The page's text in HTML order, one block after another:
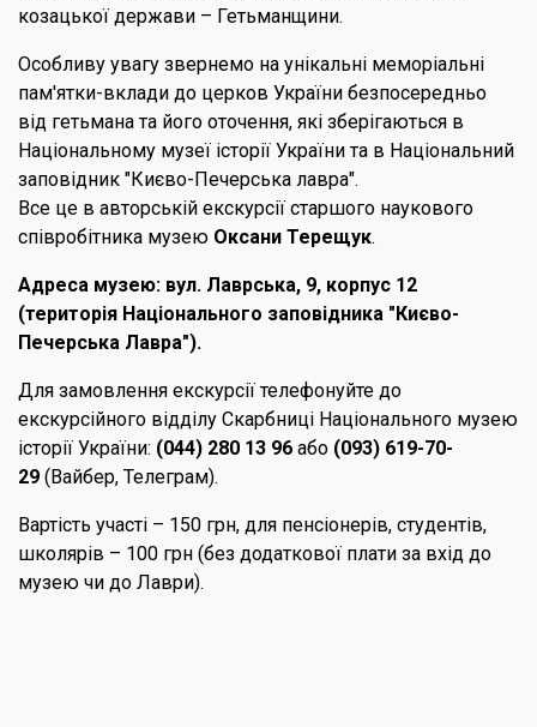
козацької держави – Гетьманщини.
Особливу увагу звернемо на унікальні меморіальні
пам'ятки-вклади до церков України безпосередньо
від гетьмана та його оточення, які зберігаються в
Національному музеї історії України та в Національний
заповідник "Києво-Печерська лавра".
Все це в авторській екскурсії старшого наукового
співробітника музею Оксани Терещук.
Адреса музею: вул. Лаврська, 9, корпус 12
(територія Національного заповідника "Києво-
Печерська Лавра").
Для замовлення екскурсії телефонуйте до
екскурсійного відділу Скарбниці Національного музею
історії України: (044) 280 13 96 або (093) 619-70-
29 (Вайбер, Телеграм).
Вартість участі – 150 грн, для пенсіонерів, студентів,
школярів – 100 грн (без додаткової плати за вхід до
музею чи до Лаври).